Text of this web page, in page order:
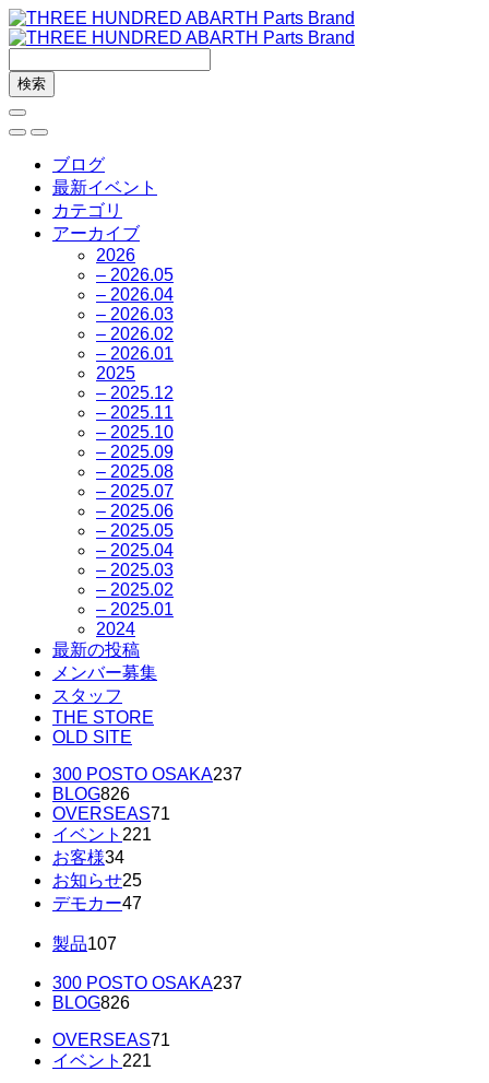
ブログ
最新イベント
カテゴリ
アーカイブ
2026
– 2026.05
– 2026.04
– 2026.03
– 2026.02
– 2026.01
2025
– 2025.12
– 2025.11
– 2025.10
– 2025.09
– 2025.08
– 2025.07
– 2025.06
– 2025.05
– 2025.04
– 2025.03
– 2025.02
– 2025.01
2024
最新の投稿
メンバー募集
スタッフ
THE STORE
OLD SITE
300 POSTO OSAKA237
BLOG826
OVERSEAS71
イベント 221
お客様34
お知らせ25
デモカー47
製品107
300 POSTO OSAKA237
BLOG826
OVERSEAS71
イベント 221